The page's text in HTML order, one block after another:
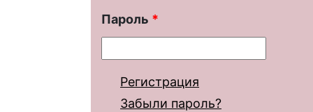
Пароль *
Регистрация
Забыли пароль?